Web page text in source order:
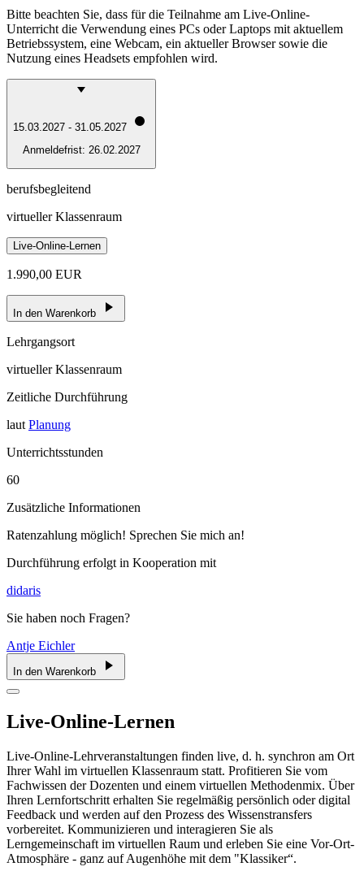
Bitte beachten Sie, dass für die Teilnahme am Live-Online-
Unterricht die Verwendung eines PCs oder Laptops mit aktuellem
Betriebssystem, eine Webcam, ein aktueller Browser sowie die
Nutzung eines Headsets empfohlen wird.
15.03.2027 - 31.05.2027
Anmeldefrist: 26.02.2027
berufsbegleitend
virtueller Klassenraum
Live-Online-Lernen
1.990,00 EUR
In den Warenkorb
Lehrgangsort
virtueller Klassenraum
Zeitliche Durchführung
laut Planung
Unterrichtsstunden
60
Zusätzliche Informationen
Ratenzahlung möglich! Sprechen Sie mich an!
Durchführung erfolgt in Kooperation mit
didaris
Sie haben noch Fragen?
Antje Eichler
In den Warenkorb
Live-Online-Lernen
Live-Online-Lehrveranstaltungen finden live, d. h. synchron am Ort
Ihrer Wahl im virtuellen Klassenraum statt. Profitieren Sie vom
Fachwissen der Dozenten und einem virtuellen Methodenmix. Über
Ihren Lernfortschritt erhalten Sie regelmäßig persönlich oder digital
Feedback und werden auf den Prozess des Wissenstransfers
vorbereitet. Kommunizieren und interagieren Sie als
Lerngemeinschaft im virtuellen Raum und erleben Sie eine Vor-Ort-
Atmosphäre - ganz auf Augenhöhe mit dem "Klassiker“.